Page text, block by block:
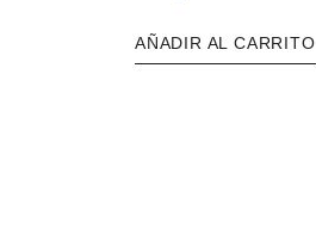
AÑADIR AL CARRITO